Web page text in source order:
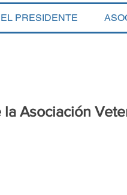
Asociación
PRESIDENTE